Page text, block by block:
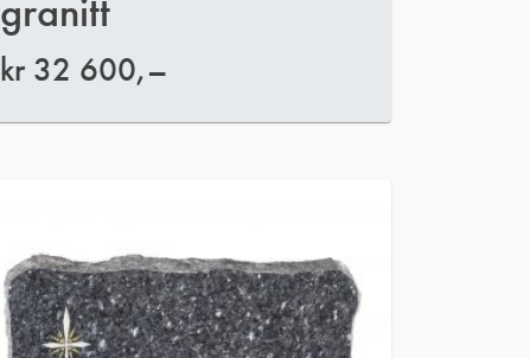
granitt
kr32 600,–